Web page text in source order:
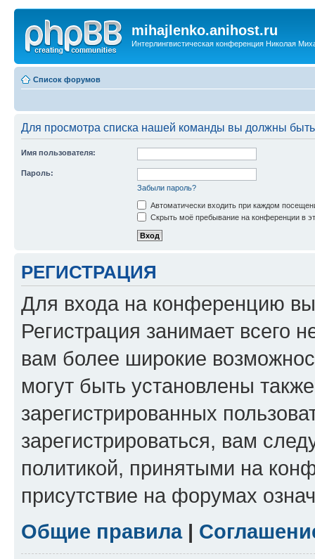
mihajlenko.anihost.ru
Интерлингвистическая конференция Николая
Список форумов
Для просмотра списка нашей команды вы должны
Имя пользователя:
Пароль:
Забыли пароль?
Автоматически входить при каждом
Скрыть моё пребывание на конференции в
РЕГИСТРАЦИЯ
Для входа на конференцию
Регистрация занимает всего
вам более широкие
могут быть установлены
зарегистрированных
зарегистрироваться, вам
политикой, принятыми на
присутствие на форумах
Общие правила|